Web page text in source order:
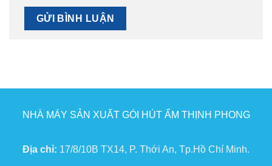
NHÀ MÁY SẢN XUẤT GÓI HÚT ẨM THỊNH PHONG
Địa chỉ: 17/8/10B TX14, P. Thới An, Tp.Hồ Chí Minh.